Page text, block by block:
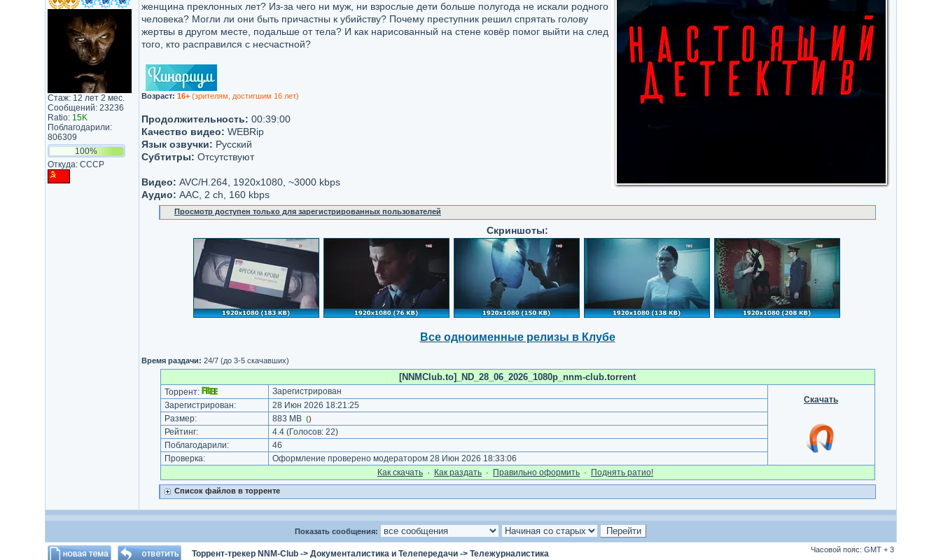
Стаж: 12 лет 2 мес.
Сообщений: 23236
Ratio: 15K
Поблагодарили:
806309
100%
Откуда: CCCP
женщина преклонных лет? Из-за чего ни муж, ни взрослые дети больше полугода не искали родного
человека? Могли ли они быть причастны к убийству? Почему преступник решил спрятать голову
жертвы в другом месте, подальше от тела? И как нарисованный на стене ковёр помог выйти на след
того, кто расправился с несчастной?
Возраст: 16+(зрителям, достигшим 16 лет)
Продолжительность: 00:39:00
Качество видео: WEBRip
Язык озвучки: Русский
Субтитры: Отсутствуют
Видео: AVC/H.264, 1920x1080, ~3000 kbps
Аудио: AAC, 2 ch, 160 kbps
Просмотр доступен только для зарегистрированных пользователей
Скриншоты:
Все одноименные релизы в Клубе
Время раздачи: 24/7 (до 3-5 скачавших)
[NNMClub.to]_ND_28_06_2026_1080p_nnm-club.torrent
Торрент:
Зарегистрирован
Скачать
Зарегистрирован:
28 Июн 2026 18:21:25
Размер:
883 MB ()
Рейтинг: 4.4(Голосов: 22)
Поблагодарили:
46
Проверка:
Оформление проверено модератором 28 Июн 2026 18:33:06
Как cкачать · Как раздать · Правильно оформить · Поднять ратио!
Список файлов в торренте
Показать сообщения:
Торрент-трекер NNM-Club-> Документалистика и Телепередачи-> Тележурналистика Часовой пояс: GMT + 3